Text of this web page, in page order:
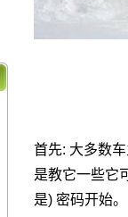
首先: 大多数
是教它一些它
是) 密码开始